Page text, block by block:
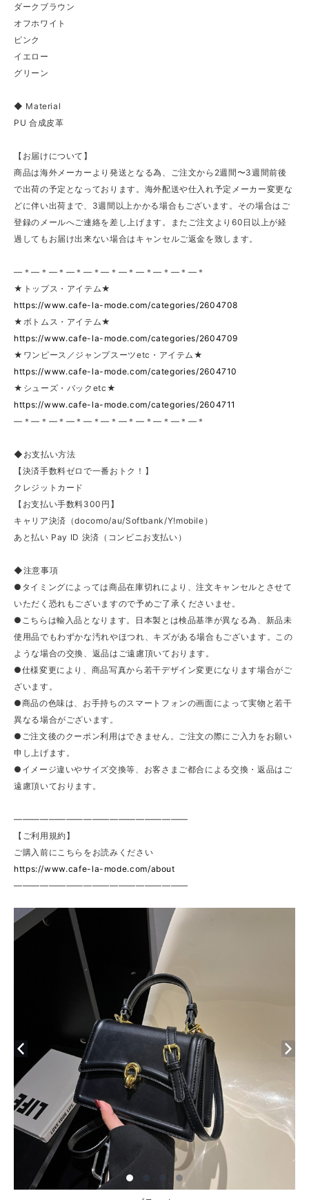
ダークブラウン
オフホワイト
ピンク
イエロー
グリーン
◆ Material
PU 合成皮革
【お届けについて】
商品は海外メーカーより発送となる為、ご注文から2週間〜3週間前後
で出荷の予定となっております。海外配送や仕入れ予定メーカー変更な
どに伴い出荷まで、3週間以上かかる場合もございます。その場合はご
登録のメールへご連絡を差し上げます。またご注文より60日以上が経
過してもお届け出来ない場合はキャンセルご返金を致します。
—＊—＊—＊—＊—＊—＊—＊—＊—＊—＊—＊
★トップス・アイテム★
https://www.cafe-la-mode.com/categories/2604708
★ボトムス・アイテム★
https://www.cafe-la-mode.com/categories/2604709
★ワンピース／ジャンプスーツetc・アイテム★
https://www.cafe-la-mode.com/categories/2604710
★シューズ・バックetc★
https://www.cafe-la-mode.com/categories/2604711
—＊—＊—＊—＊—＊—＊—＊—＊—＊—＊—＊
◆お支払い方法
【決済手数料ゼロで一番おトク！】
クレジットカード
【お支払い手数料300円】
キャリア決済（docomo/au/Softbank/Y!mobile）
あと払い Pay ID 決済（コンビニお支払い）
◆注意事項
●タイミングによっては商品在庫切れにより、注文キャンセルとさせて
いただく恐れもございますので予めご了承くださいませ。
●こちらは輸入品となります。日本製とは検品基準が異なる為、新品未
使用品でもわずかな汚れやほつれ、キズがある場合もございます。この
ような場合の交換、返品はご遠慮頂いております。
●仕様変更により、商品写真から若干デザイン変更になります場合がご
ざいます。
●商品の色味は、お手持ちのスマートフォンの画面によって実物と若干
異なる場合がございます。
●ご注文後のクーポン利用はできません。ご注文の際にご入力をお願い
申し上げます。
●イメージ違いやサイズ交換等、お客さまご都合による交換・返品はご
遠慮頂いております。
————————————————————
【ご利用規約】
ご購入前にこちらをお読みください
https://www.cafe-la-mode.com/about
————————————————————